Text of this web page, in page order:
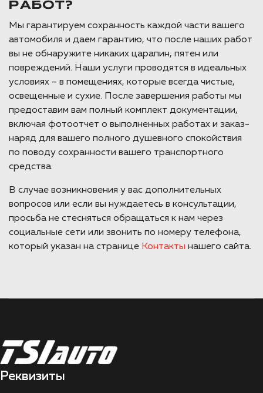
РАБОТ?
Мы гарантируем сохранность каждой части вашего
автомобиля и даем гарантию, что после наших работ
вы не обнаружите никаких царапин, пятен или
повреждений. Наши услуги проводятся в идеальных
условиях – в помещениях, которые всегда чистые,
освещенные и сухие. После завершения работы мы
предоставим вам полный комплект документации,
включая фотоотчет о выполненных работах и заказ-
наряд для вашего полного душевного спокойствия
по поводу сохранности вашего транспортного
средства.
В случае возникновения у вас дополнительных
вопросов или если вы нуждаетесь в консультации,
просьба не стесняться обращаться к нам через
социальные сети или звонить по номеру телефона,
который указан на странице Контакты нашего сайта.
Реквизиты